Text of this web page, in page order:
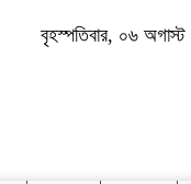
বৃহস্পতিবার, ০৬